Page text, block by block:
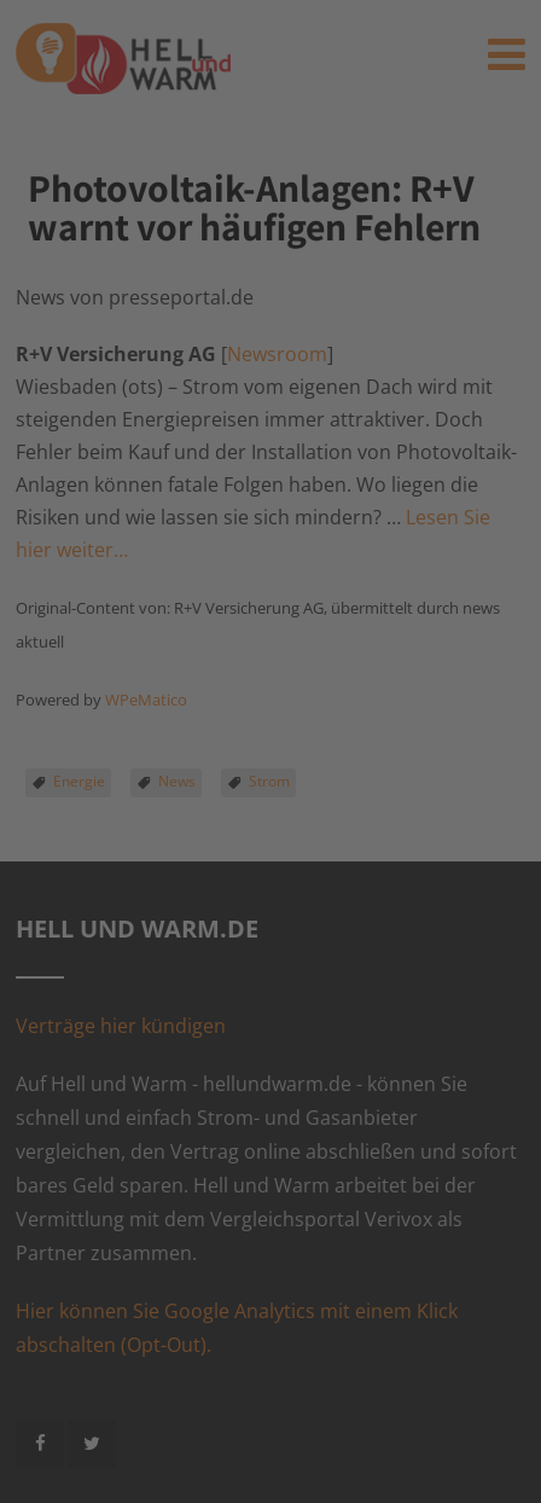
Photovoltaik-Anlagen: R+V
warnt vor häufigen Fehlern
News von presseportal.de
R+V Versicherung AG [Newsroom]
Wiesbaden (ots) – Strom vom eigenen Dach wird mit
steigenden Energiepreisen immer attraktiver. Doch
Fehler beim Kauf und der Installation von Photovoltaik-
Anlagen können fatale Folgen haben. Wo liegen die
Risiken und wie lassen sie sich mindern? … Lesen Sie
hier weiter…
Original-Content von: R+V Versicherung AG, übermittelt durch news
aktuell
Powered byWPeMatico
Energie News Strom
HELL UND WARM.DE
Verträge hier kündigen
Auf Hell und Warm - hellundwarm.de - können Sie
schnell und einfach Strom- und Gasanbieter
vergleichen, den Vertrag online abschließen und sofort
bares Geld sparen. Hell und Warm arbeitet bei der
Vermittlung mit dem Vergleichsportal Verivox als
Partner zusammen.
Hier können Sie Google Analytics mit einem Klick
abschalten (Opt-Out).